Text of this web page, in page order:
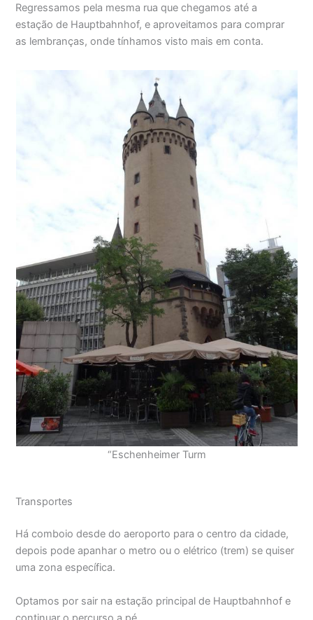
Regressamos pela mesma rua que chegamos até a
estação de Hauptbahnhof, e aproveitamos para comprar
as lembranças, onde tínhamos visto mais em conta.
“Eschenheimer Turm
Transportes
Há comboio desde do aeroporto para o centro da cidade,
depois pode apanhar o metro ou o elétrico (trem) se quiser
uma zona específica.
Optamos por sair na estação principal de Hauptbahnhof e